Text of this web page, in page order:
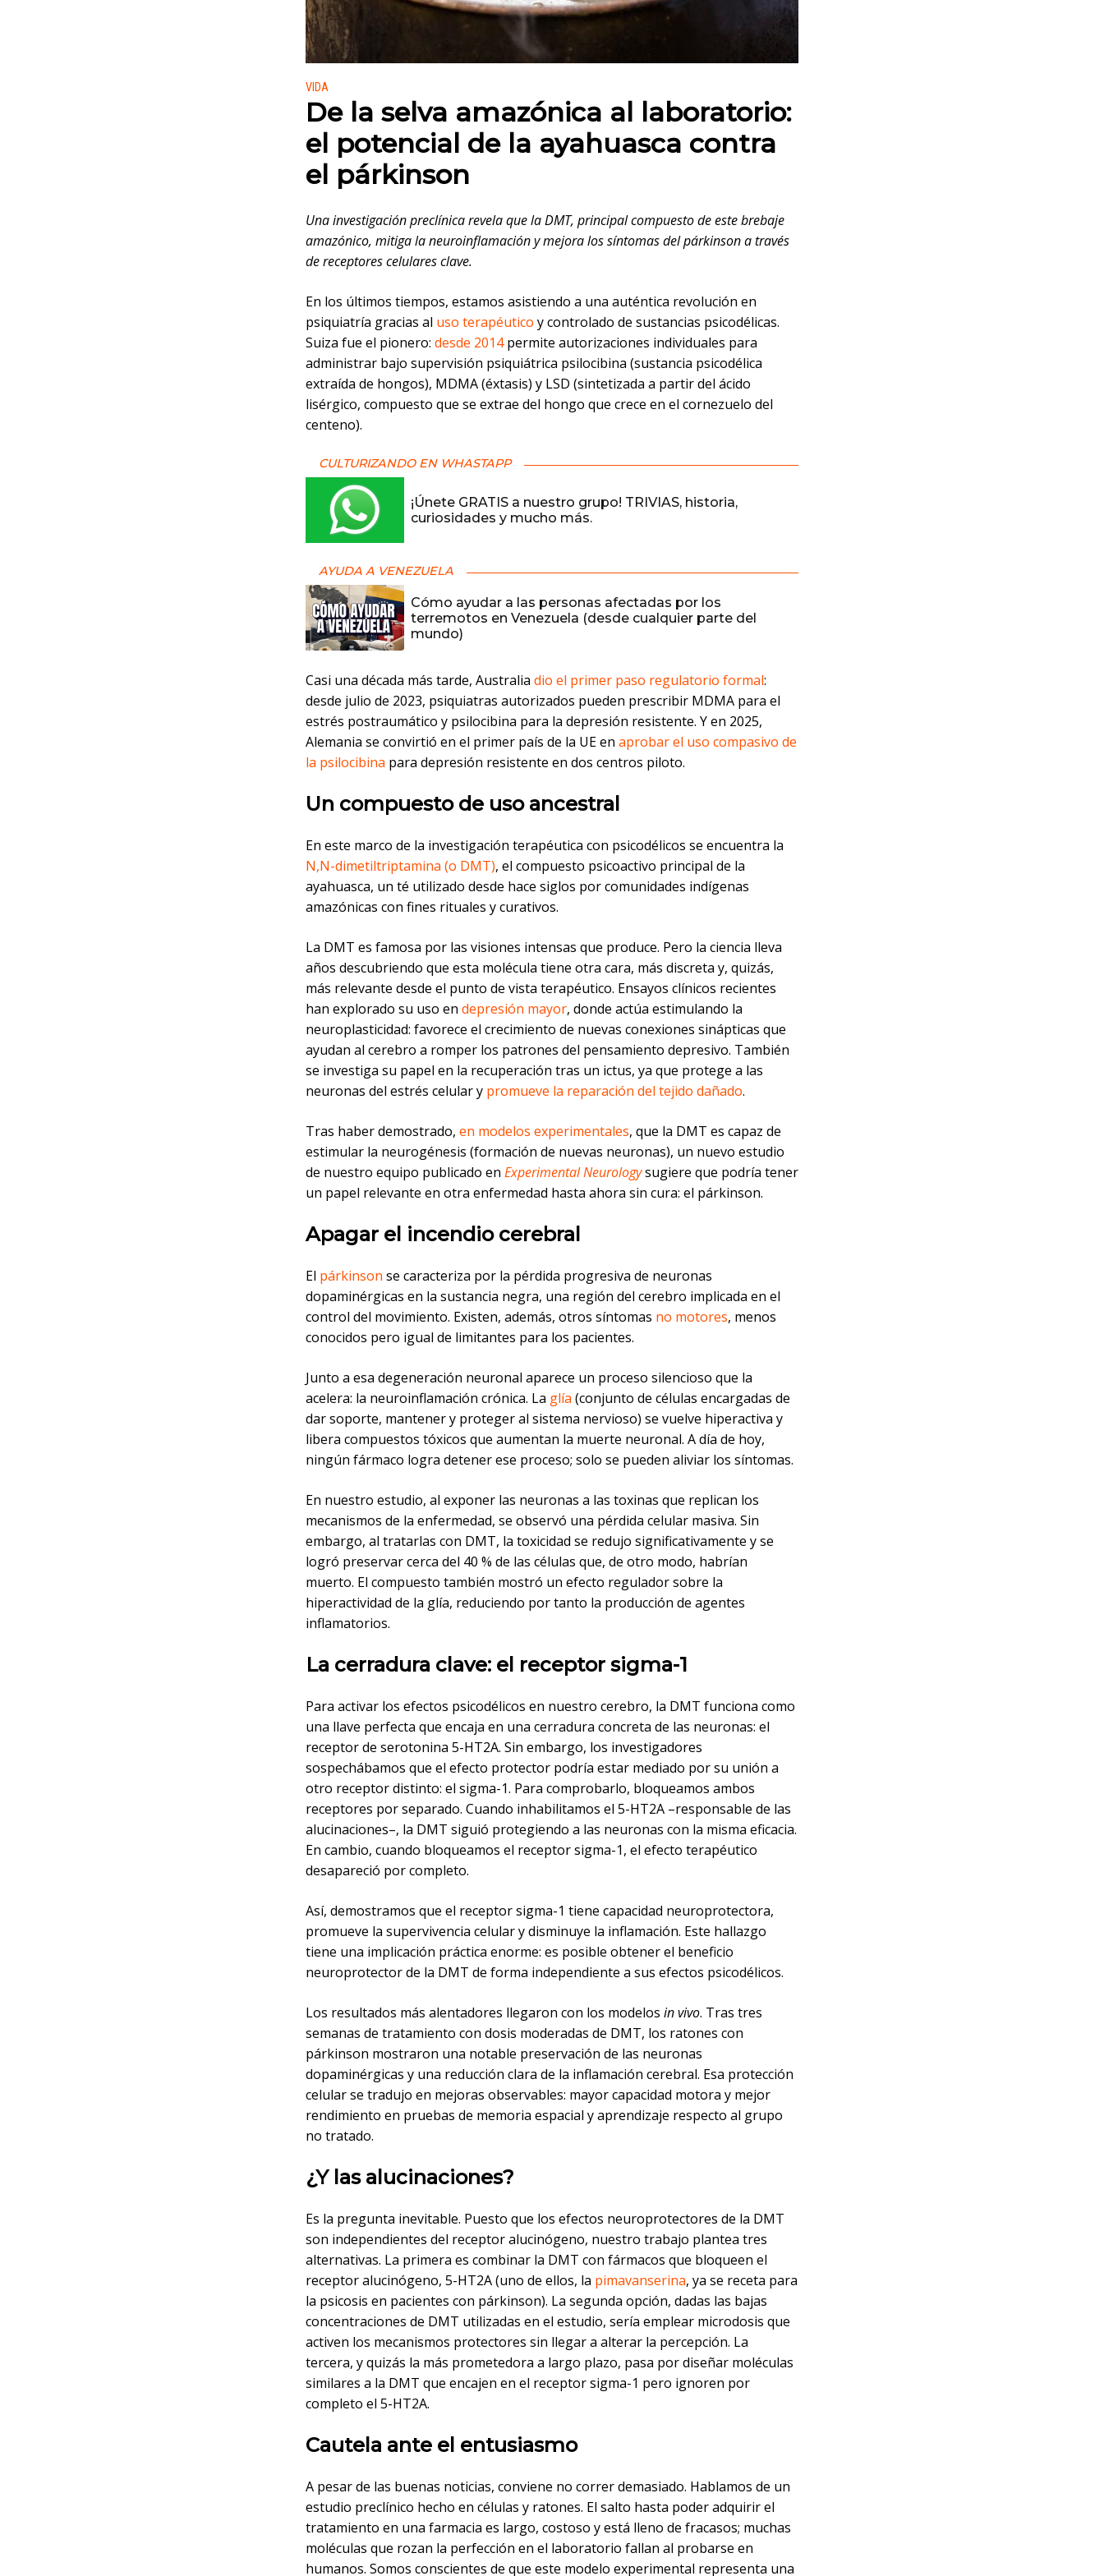
Publicado en:
VIDA
De la selva amazónica al laboratorio:
el potencial de la ayahuasca contra
el párkinson
Una investigación preclínica revela que la DMT, principal compuesto de este brebaje
amazónico, mitiga la neuroinflamación y mejora los síntomas del párkinson a través
de receptores celulares clave.
En los últimos tiempos, estamos asistiendo a una auténtica revolución en
psiquiatría gracias al uso terapéutico y controlado de sustancias psicodélicas.
Suiza fue el pionero: desde 2014permite autorizaciones individuales para
administrar bajo supervisión psiquiátrica psilocibina (sustancia psicodélica
extraída de hongos), MDMA (éxtasis) y LSD (sintetizada a partir del ácido
lisérgico, compuesto que se extrae del hongo que crece en el cornezuelo del
centeno).
CULTURIZANDO EN WHASTAPP
¡Únete GRATIS a nuestro grupo! TRIVIAS, historia,
curiosidades y mucho más.
AYUDA A VENEZUELA
Cómo ayudar a las personas afectadas por los
terremotos en Venezuela (desde cualquier parte del
mundo)
Casi una década más tarde, Australia dio el primer paso regulatorio formal:
desde julio de 2023, psiquiatras autorizados pueden prescribir MDMA para el
estrés postraumático y psilocibina para la depresión resistente. Y en 2025,
Alemania se convirtió en el primer país de la UE en aprobar el uso compasivo de
la psilocibina para depresión resistente en dos centros piloto.
Un compuesto de uso ancestral
En este marco de la investigación terapéutica con psicodélicos se encuentra la
N,N-dimetiltriptamina (o DMT), el compuesto psicoactivo principal de la
ayahuasca, un té utilizado desde hace siglos por comunidades indígenas
amazónicas con fines rituales y curativos.
La DMT es famosa por las visiones intensas que produce. Pero la ciencia lleva
años descubriendo que esta molécula tiene otra cara, más discreta y, quizás,
más relevante desde el punto de vista terapéutico. Ensayos clínicos recientes
han explorado su uso en depresión mayor, donde actúa estimulando la
neuroplasticidad: favorece el crecimiento de nuevas conexiones sinápticas que
ayudan al cerebro a romper los patrones del pensamiento depresivo. También
se investiga su papel en la recuperación tras un ictus, ya que protege a las
neuronas del estrés celular y promueve la reparación del tejido dañado.
Tras haber demostrado, en modelos experimentales, que la DMT es capaz de
estimular la neurogénesis (formación de nuevas neuronas), un nuevo estudio
de nuestro equipo publicado en Experimental Neurologysugiere que podría tener
un papel relevante en otra enfermedad hasta ahora sin cura: el párkinson.
Apagar el incendio cerebral
El párkinson se caracteriza por la pérdida progresiva de neuronas
dopaminérgicas en la sustancia negra, una región del cerebro implicada en el
control del movimiento. Existen, además, otros síntomas no motores, menos
conocidos pero igual de limitantes para los pacientes.
Junto a esa degeneración neuronal aparece un proceso silencioso que la
acelera: la neuroinflamación crónica. La glía (conjunto de células encargadas de
dar soporte, mantener y proteger al sistema nervioso) se vuelve hiperactiva y
libera compuestos tóxicos que aumentan la muerte neuronal. A día de hoy,
ningún fármaco logra detener ese proceso; solo se pueden aliviar los síntomas.
En nuestro estudio, al exponer las neuronas a las toxinas que replican los
mecanismos de la enfermedad, se observó una pérdida celular masiva. Sin
embargo, al tratarlas con DMT, la toxicidad se redujo significativamente y se
logró preservar cerca del 40 % de las células que, de otro modo, habrían
muerto. El compuesto también mostró un efecto regulador sobre la
hiperactividad de la glía, reduciendo por tanto la producción de agentes
inflamatorios.
La cerradura clave: el receptor sigma-1
Para activar los efectos psicodélicos en nuestro cerebro, la DMT funciona como
una llave perfecta que encaja en una cerradura concreta de las neuronas: el
receptor de serotonina 5-HT2A. Sin embargo, los investigadores
sospechábamos que el efecto protector podría estar mediado por su unión a
otro receptor distinto: el sigma-1. Para comprobarlo, bloqueamos ambos
receptores por separado. Cuando inhabilitamos el 5-HT2A –responsable de las
alucinaciones–, la DMT siguió protegiendo a las neuronas con la misma eficacia.
En cambio, cuando bloqueamos el receptor sigma-1, el efecto terapéutico
desapareció por completo.
Así, demostramos que el receptor sigma-1 tiene capacidad neuroprotectora,
promueve la supervivencia celular y disminuye la inflamación. Este hallazgo
tiene una implicación práctica enorme: es posible obtener el beneficio
neuroprotector de la DMT de forma independiente a sus efectos psicodélicos.
Los resultados más alentadores llegaron con los modelos in vivo. Tras tres
semanas de tratamiento con dosis moderadas de DMT, los ratones con
párkinson mostraron una notable preservación de las neuronas
dopaminérgicas y una reducción clara de la inflamación cerebral. Esa protección
celular se tradujo en mejoras observables: mayor capacidad motora y mejor
rendimiento en pruebas de memoria espacial y aprendizaje respecto al grupo
no tratado.
¿Y las alucinaciones?
Es la pregunta inevitable. Puesto que los efectos neuroprotectores de la DMT
son independientes del receptor alucinógeno, nuestro trabajo plantea tres
alternativas. La primera es combinar la DMT con fármacos que bloqueen el
receptor alucinógeno, 5-HT2A (uno de ellos, la pimavanserina, ya se receta para
la psicosis en pacientes con párkinson). La segunda opción, dadas las bajas
concentraciones de DMT utilizadas en el estudio, sería emplear microdosis que
activen los mecanismos protectores sin llegar a alterar la percepción. La
tercera, y quizás la más prometedora a largo plazo, pasa por diseñar moléculas
similares a la DMT que encajen en el receptor sigma-1 pero ignoren por
completo el 5-HT2A.
Cautela ante el entusiasmo
A pesar de las buenas noticias, conviene no correr demasiado. Hablamos de un
estudio preclínico hecho en células y ratones. El salto hasta poder adquirir el
tratamiento en una farmacia es largo, costoso y está lleno de fracasos; muchas
moléculas que rozan la perfección en el laboratorio fallan al probarse en
humanos. Somos conscientes de que este modelo experimental representa una